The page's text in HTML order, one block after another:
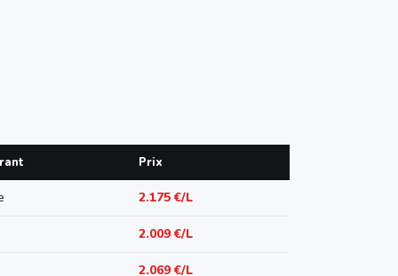
Prix
2.175 €/L
2.009 €/L
2.069 €/L